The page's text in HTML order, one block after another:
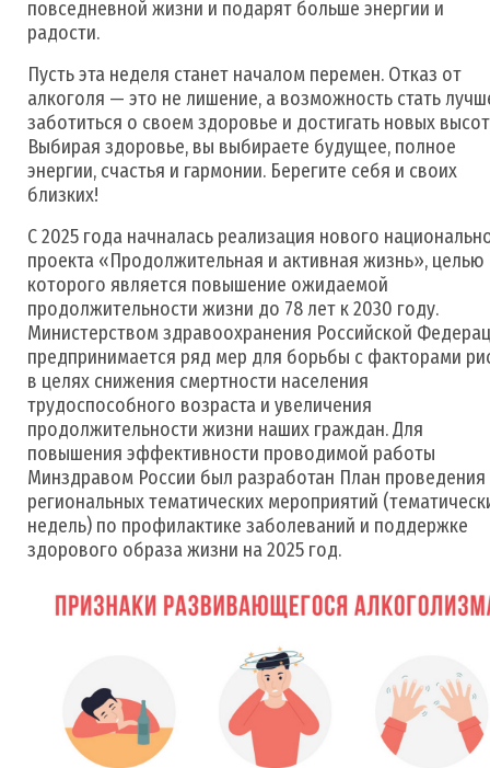
повседневной жизни и подарят больше энергии и
радости.
Пусть эта неделя станет началом перемен. Отказ от
алкоголя — это не лишение, а возможность стать
заботиться о своем здоровье и достигать новых
Выбирая здоровье, вы выбираете будущее, полное
энергии, счастья и гармонии. Берегите себя и своих
близких!
С 2025 года начналась реализация нового
проекта «Продолжительная и активная жизнь», целью
которого является повышение ожидаемой
продолжительности жизни до 78 лет к 2030 году.
Министерством здравоохранения Российской
предпринимается ряд мер для борьбы с факторами
в целях снижения смертности населения
трудоспособного возраста и увеличения
продолжительности жизни наших граждан. Для
повышения эффективности проводимой работы
Минздравом России был разработан План проведения
региональных тематических мероприятий
недель) по профилактике заболеваний и поддержке
здорового образа жизни на 2025 год.